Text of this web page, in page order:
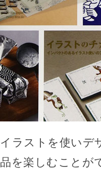
イラストを使いデ
品を楽しむことが